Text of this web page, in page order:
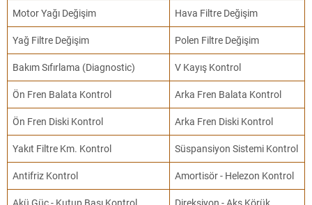
Motor Yağı Değişim Hava Filtre Değişim
Yağ Filtre Değişim Polen Filtre Değişim
Bakım Sıfırlama (Diagnostic) V Kayış Kontrol
Ön Fren Balata Kontrol Arka Fren Balata Kontrol
Ön Fren Diski Kontrol Arka Fren Diski Kontrol
Yakıt Filtre Km. Kontrol Süspansiyon Sistemi Kontrol
Antifriz Kontrol Amortisör - Helezon Kontrol